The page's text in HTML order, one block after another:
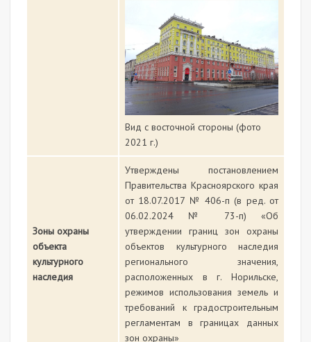
Вид с восточной стороны (фото
2021 г.)
Зоны охраны
объекта
культурного
наследия
Утверждены постановлением
Правительства Красноярского края
от 18.07.2017 № 406-п (в ред. от
06.02.2024 № 73-п) «Об
утверждении границ зон охраны
объектов культурного наследия
регионального значения,
расположенных в г. Норильске,
режимов использования земель и
требований к градостроительным
регламентам в границах данных
зон охраны»